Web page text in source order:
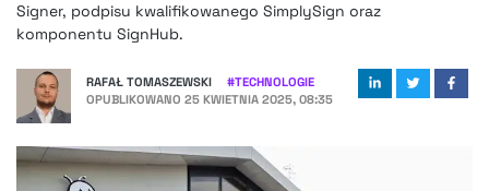
Signer, podpisu kwalifikowanego SimplySign oraz
komponentu SignHub.
RAFAŁ TOMASZEWSKI #TECHNOLOGIE
OPUBLIKOWANO 25 KWIETNIA 2025, 08:35